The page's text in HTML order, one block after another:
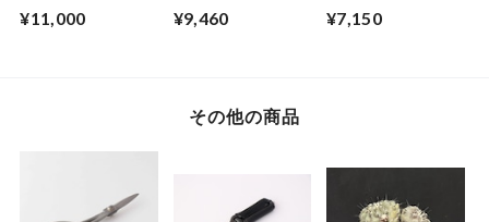
¥11,000
165 (1丁)
¥9,460
(一丁)
¥7,150
その他の商品